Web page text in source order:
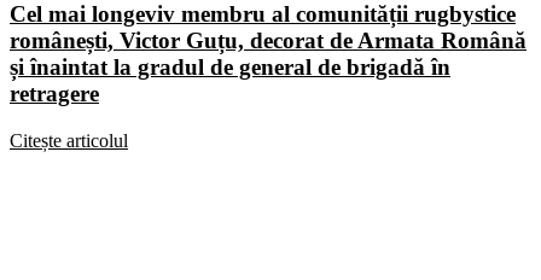
Cel mai longeviv membru al comunității rugbystice
românești, Victor Guțu, decorat de Armata Română
și înaintat la gradul de general de brigadă în
retragere
Citește articolul